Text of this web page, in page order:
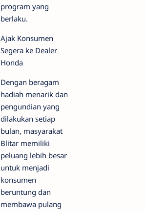
program yang
berlaku.
Ajak Konsumen
Segera ke Dealer
Honda
Dengan beragam
hadiah menarik dan
pengundian yang
dilakukan setiap
bulan, masyarakat
Blitar memiliki
peluang lebih besar
untuk menjadi
konsumen
beruntung dan
membawa pulang